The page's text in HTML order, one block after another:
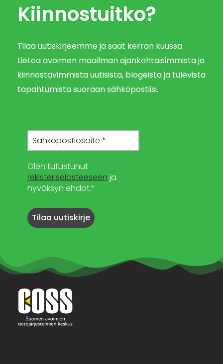
Kiinnostuitko?
Tilaa uutiskirjeemme ja saat kerran kuussa
tietoa avoimen maailman ajankohtaisimmista ja
kiinnostavimmista uutisista, blogeista ja tulevista
tapahtumista suoraan sähköpostiisi.
Olen tutustunut
rekisteriselosteeseen ja
hyväksyn ehdot.*